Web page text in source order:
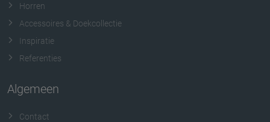
Horren
Accessoires & Doekcollectie
Inspiratie
Referenties
Algemeen
Contact